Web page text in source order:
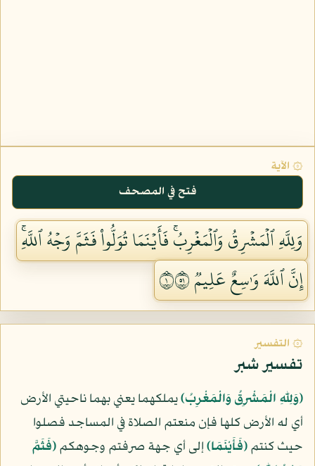
۞ الآية
فتح في المصحف
وَلِلَّهِ ٱلۡمَشۡرِقُ وَٱلۡمَغۡرِبُۚ فَأَيۡنَمَا تُوَلُّواْ فَثَمَّ وَجۡهُ ٱللَّهِۚ
إِنَّ ٱللَّهَ وَٰسِعٌ عَلِيمٞ ١١٥
۞ التفسير
تفسير شبر
﴿وَلِلّهِ الْمَشْرِقُ وَالْمَغْرِبُ﴾يملكهما يعني بهما ناحيتي الأرض
أي له الأرض كلها فإن منعتم الصلاة في المساجد فصلوا
حيث كنتم﴿فَأَيْنَمَا﴾إلى أي جهة صرفتم وجوهكم﴿فَثَمَّ